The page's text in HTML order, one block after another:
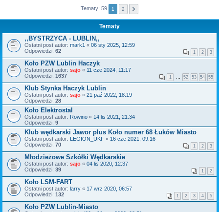
Tematy: 59 1 2
Tematy
,,BYSTRZYCA - LUBLIN,,
Ostatni post autor: mark1 « 06 sty 2025, 12:59
Odpowiedzi: 62 1 2 3
Koło PZW Lublin Haczyk
Ostatni post autor: sajo « 11 cze 2024, 11:17
Odpowiedzi: 1637 1 52 53 54 55
Klub Stynka Haczyk Lublin
Ostatni post autor: sajo « 21 paź 2022, 18:19
Odpowiedzi: 28
Koło Elektrostal
Ostatni post autor: Rowino « 14 lis 2021, 21:34
Odpowiedzi: 9
Klub wędkarski Jawor plus Koło numer 68 Łuków Miasto
Ostatni post autor: LEGION_UKF « 16 cze 2021, 09:16
Odpowiedzi: 70 1 2 3
Młodzieżowe Szkółki Wędkarskie
Ostatni post autor: sajo « 04 lis 2020, 12:37
Odpowiedzi: 39 1 2
Koło LSM-FART
Ostatni post autor: larry « 17 wrz 2020, 06:57
Odpowiedzi: 132 1 2 3 4 5
Koło PZW Lublin-Miasto